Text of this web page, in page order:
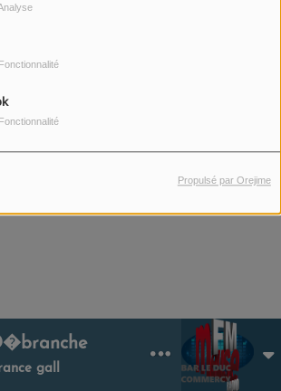
Propulsé par Orejime
gall
0 0
piège moi-même Sandra